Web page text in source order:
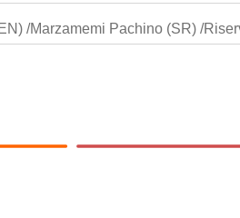
/Marzamemi Pachino (SR) /